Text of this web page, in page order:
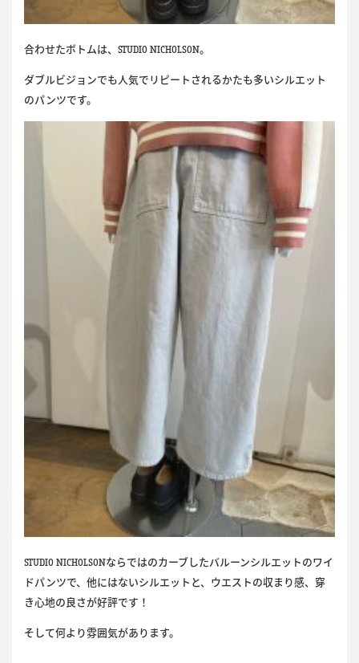
合わせたボトムは、STUDIO NICHOLSON。
ダブルビジョンでも人気でリピートされるかたも多いシルエット
のパンツです。
STUDIO NICHOLSONならではのカーブしたバルーンシルエットのワイ
ドパンツで、他にはないシルエットと、ウエストの収まり感、穿
き心地の良さが好評です！
そして何より雰囲気があります。